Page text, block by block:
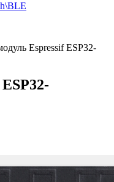
Espressif ESP32-